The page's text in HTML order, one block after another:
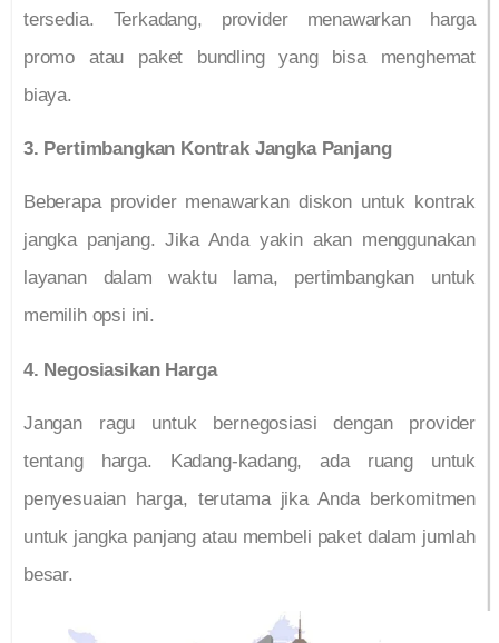
tersedia. Terkadang, provider menawarkan harga
promo atau paket bundling yang bisa menghemat
biaya.
3. Pertimbangkan Kontrak Jangka Panjang
Beberapa provider menawarkan diskon untuk kontrak
jangka panjang. Jika Anda yakin akan menggunakan
layanan dalam waktu lama, pertimbangkan untuk
memilih opsi ini.
4. Negosiasikan Harga
Jangan ragu untuk bernegosiasi dengan provider
tentang harga. Kadang-kadang, ada ruang untuk
penyesuaian harga, terutama jika Anda berkomitmen
untuk jangka panjang atau membeli paket dalam jumlah
besar.